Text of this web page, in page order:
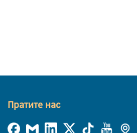
Пратите нас